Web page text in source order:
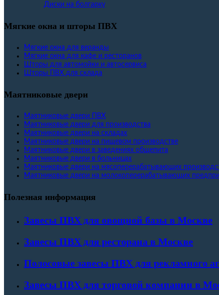
Диски на болгарку
Мягкие окна и шторы ПВХ
Мягкие окна для веранды
Мягкие окна для кафе и ресторанов
Шторы для автомойки и автосервиса
Шторы ПВХ для склада
Маятниковые двери
Маятниковые двери ПВХ
Маятниковые двери для производства
Маятниковые двери на складах
Маятниковые двери на пищевом производстве
Маятниковые двери в заведениях общепита
Маятниковые двери в больницах
Маятниковые двери на мясоперерабатывающих
Маятниковые двери на молокоперерабатывающих
Полезная информация
Завесы ПВХ для овощной базы в Москве
Завесы ПВХ для ресторана в Москве
Полосовые завесы ПВХ для рекламного
Завесы ПВХ для торговой компании в